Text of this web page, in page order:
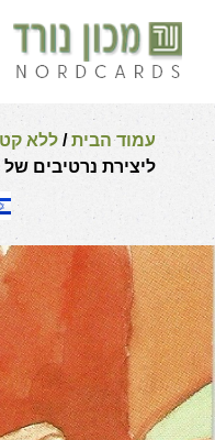
עמוד הבית/ ללא
ליצירת נרטיבים של